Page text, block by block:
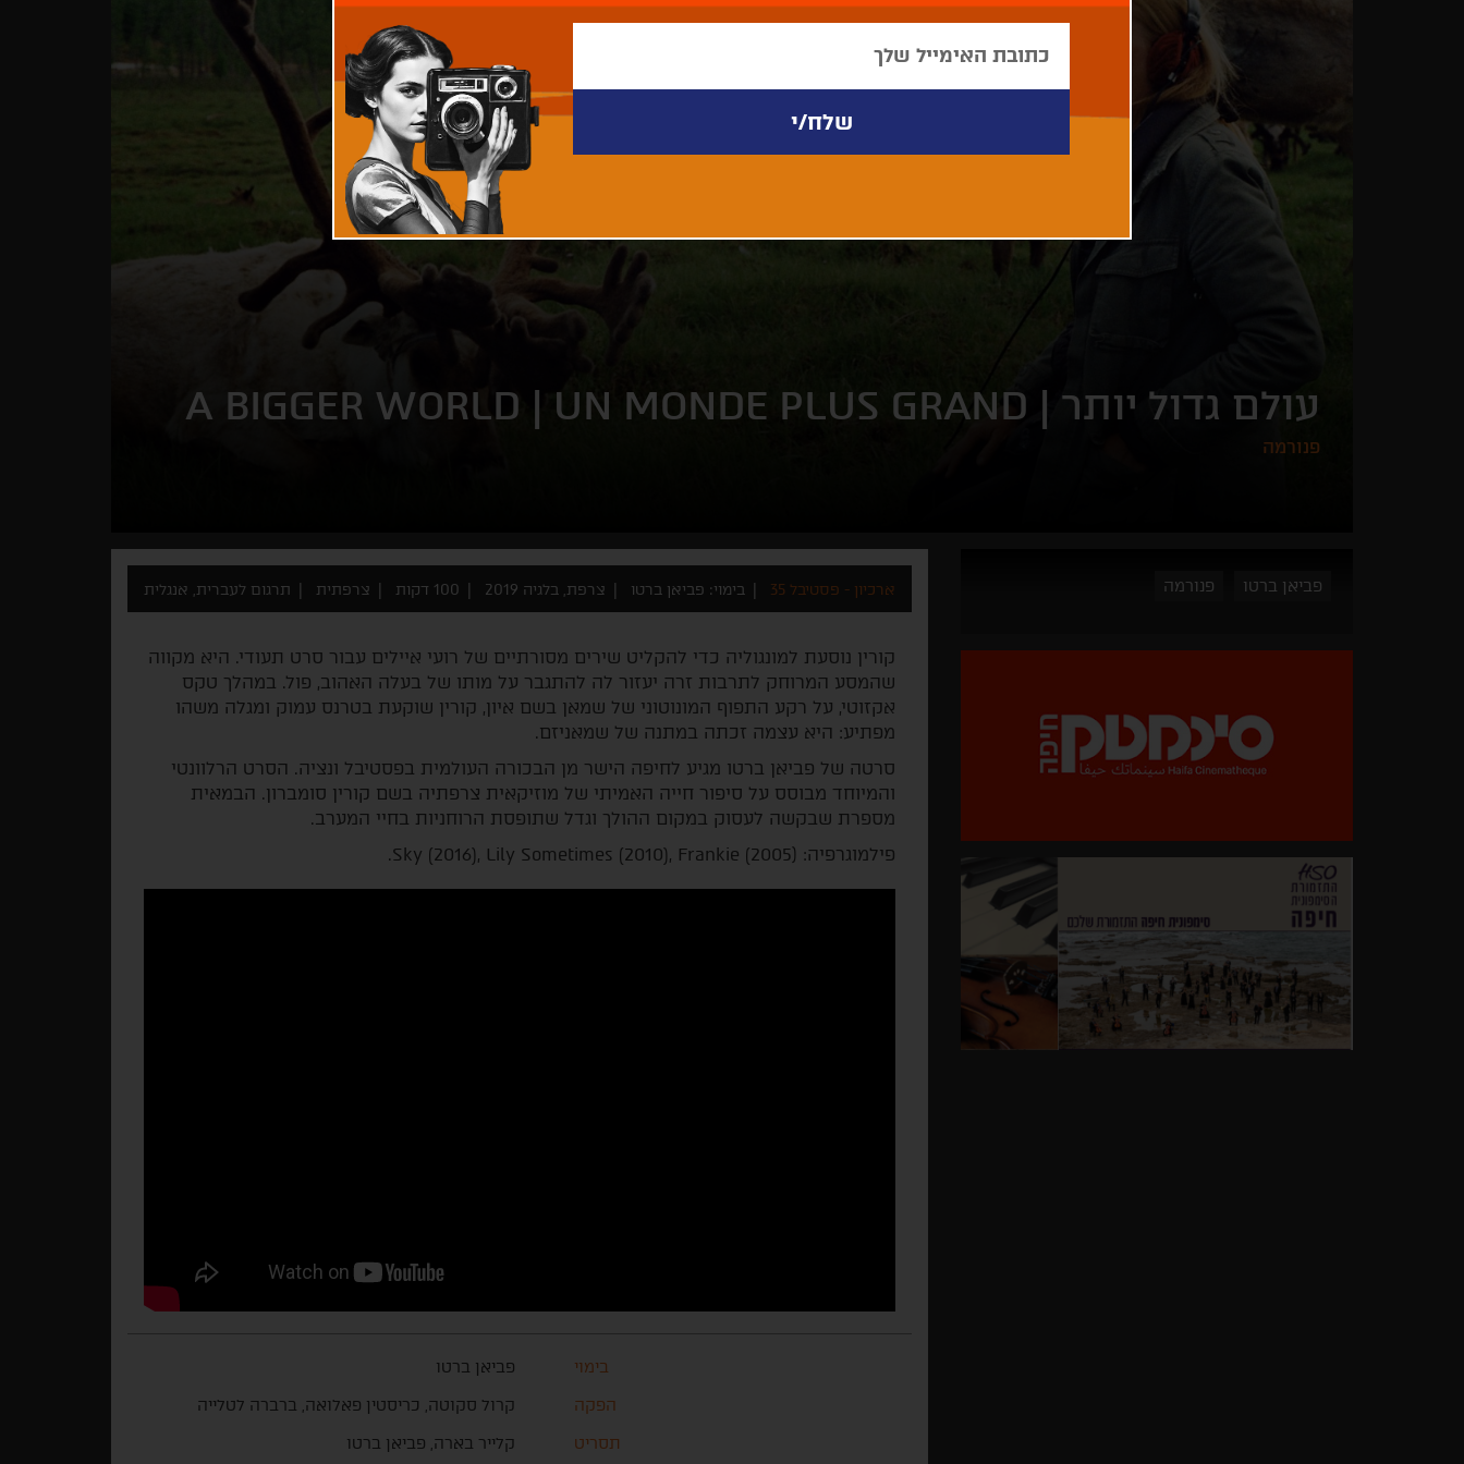
עולם גדול יותר | A BIGGER WORLD | UN MONDE PLUS GRAND
פנורמה
פביאן ברטו פנורמה ארכיון - פסטיבל 35 בימוי: פביאן ברטו צרפת, בלגיה 2019 100 דקות צרפתית תרגום לעברית, אנגלית
קורין נוסעת למונגוליה כדי להקליט שירים מסורתיים של רועי איילים עבור סרט תעודי. היא מקווה
שהמסע המרוחק לתרבות זרה יעזור לה להתגבר על מותו של בעלה האהוב, פול. במהלך טקס
אקזוטי, על רקע התפוף המונוטוני של שמאן בשם איון, קורין שוקעת בטרנס עמוק ומגלה משהו
מפתיע: היא עצמה זכתה במתנה של שמאניזם.
סרטה של פביאן ברטו מגיע לחיפה הישר מן הבכורה העולמית בפסטיבל ונציה. הסרט הרלוונטי
והמיוחד מבוסס על סיפור חייה האמיתי של מוזיקאית צרפתיה בשם קורין סומברון. הבמאית
מספרת שבקשה לעסוק במקום ההולך וגדל שתופסת הרוחניות בחיי המערב.
פילמוגרפיה: (Sky (2016), Lily Sometimes (2010), Frankie (2005.
בימוי
פביאן ברטו
הפקה
קרול סקוטה, כריסטין פאלואה, ברברה לטלייה
תסריט
קלייר בארה, פביאן ברטו